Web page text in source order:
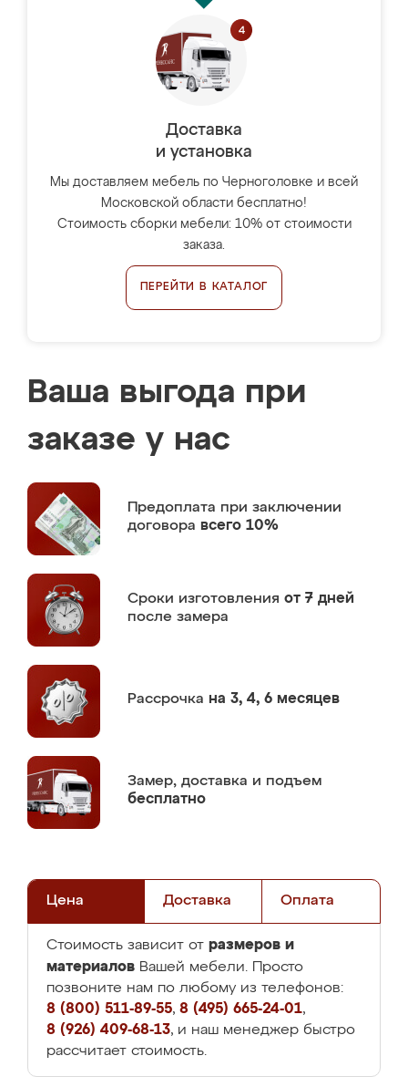
Доставка
и установка
Мы доставляем мебель по Черноголовке и всей
Московской области бесплатно!
Стоимость сборки мебели: 10% от стоимости
заказа.
ПЕРЕЙТИ В КАТАЛОГ
Ваша выгода при
заказе у нас
Предоплата при заключении
договора всего 10%
Сроки изготовления от 7 дней
после замера
Рассрочка на 3, 4, 6 месяцев
Замер, доставка и подъем
бесплатно
Цена Доставка Оплата
Стоимость зависит от размеров и
материалов Вашей мебели. Просто
позвоните нам по любому из телефонов:
8 (800) 511-89-55, 8 (495) 665-24-01,
8 (926) 409-68-13, и наш менеджер быстро
рассчитает стоимость.